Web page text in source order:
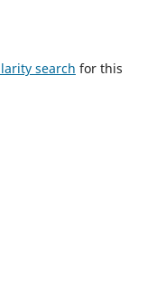
search for this